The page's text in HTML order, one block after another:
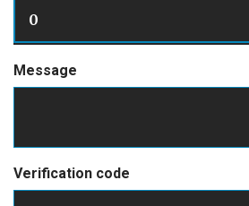
0
Message
Verification code